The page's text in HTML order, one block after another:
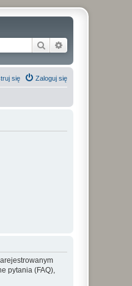
Szukaj
Zaloguj się
się
pytania (FAQ),